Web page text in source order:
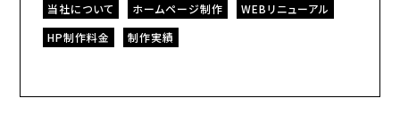
当社について ホームページ制作
WEBリニューアル
HP制作料金
制作実績